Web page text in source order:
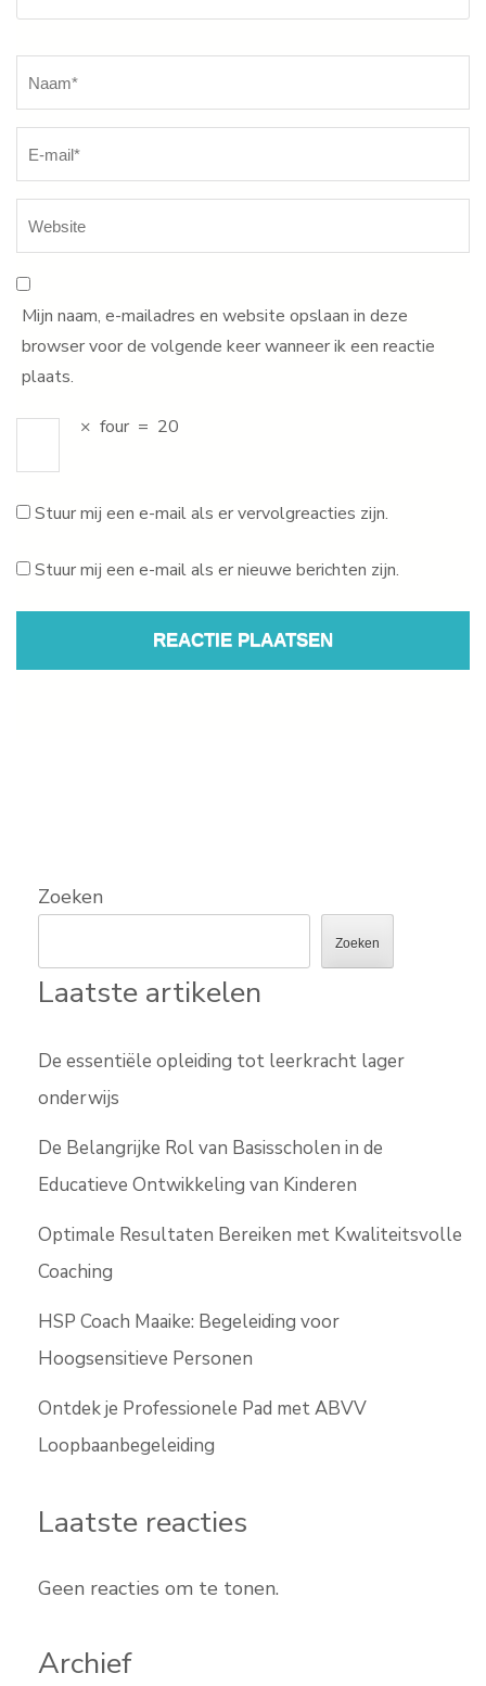
Mijn naam, e-mailadres en website opslaan in deze
browser voor de volgende keer wanneer ik een reactie
plaats.
× four = 20
Stuur mij een e-mail als er vervolgreacties zijn.
Stuur mij een e-mail als er nieuwe berichten zijn.
Zoeken
Zoeken
Laatste artikelen
De essentiële opleiding tot leerkracht lager
onderwijs
De Belangrijke Rol van Basisscholen in de
Educatieve Ontwikkeling van Kinderen
Optimale Resultaten Bereiken met Kwaliteitsvolle
Coaching
HSP Coach Maaike: Begeleiding voor
Hoogsensitieve Personen
Ontdek je Professionele Pad met ABVV
Loopbaanbegeleiding
Laatste reacties
Geen reacties om te tonen.
Archief